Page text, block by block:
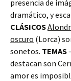
presencia de
dramático, y
CLÁSICOS
oscuro (Lorca)
sonetos. TEMAS
destacan son
amor es